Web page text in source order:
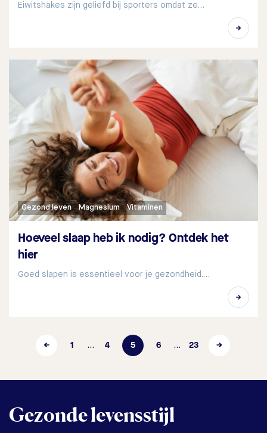
Eiwitshakes zijn geliefd bij sporters omdat ze…
Gezond leven Magnesium Vitaminen
Hoeveel slaap heb ik nodig? Ontdek het
hier
Goed slapen is essentieel voor je gezondheid.…
← 1 … 4 5 6 … 23 →
Gezonde levensstijl